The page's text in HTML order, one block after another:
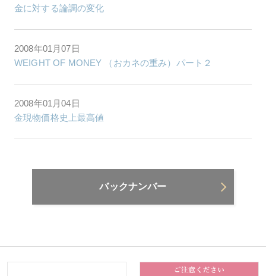
金に対する論調の変化
2008年01月07日
WEIGHT OF MONEY （おカネの重み）パート２
2008年01月04日
金現物価格史上最高値
バックナンバー